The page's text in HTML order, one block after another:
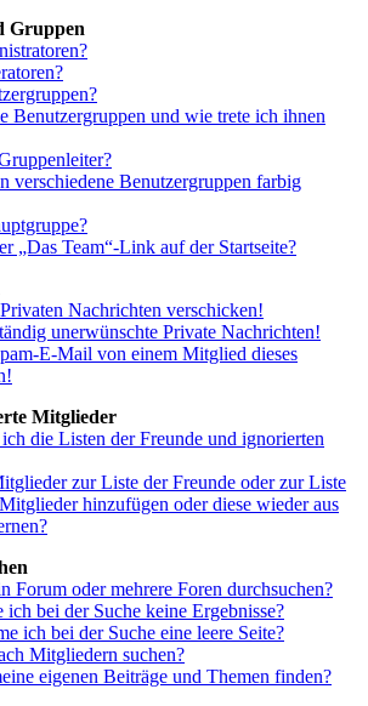
Gruppen
Benutzergruppen und wie trete ich ihnen
verschiedene Benutzergruppen farbig
„Das Team“-Link auf der Startseite?
Nachrichten verschicken!
unerwünschte Private Nachrichten!
E-Mail von einem Mitglied dieses
Mitglieder
die Listen der Freunde und ignorierten
zur Liste der Freunde oder zur Liste
hinzufügen oder diese wieder aus
Forum oder mehrere Foren durchsuchen?
ich bei der Suche keine Ergebnisse?
ich bei der Suche eine leere Seite?
Mitgliedern suchen?
eigenen Beiträge und Themen finden?